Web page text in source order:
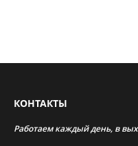
КОНТАКТЫ
Работаем каждый день, в